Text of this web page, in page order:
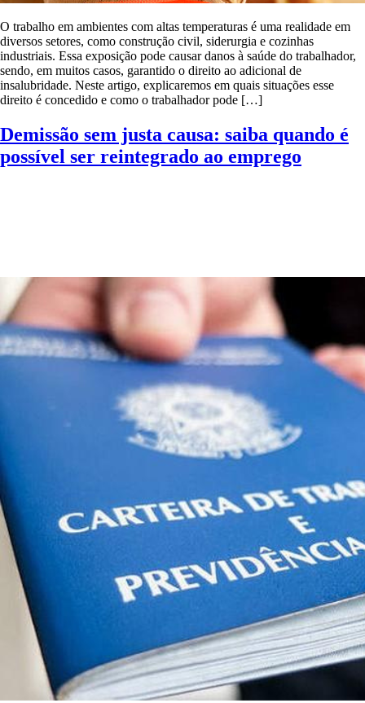
O trabalho em ambientes com altas temperaturas é uma realidade em
diversos setores, como construção civil, siderurgia e cozinhas
industriais. Essa exposição pode causar danos à saúde do trabalhador,
sendo, em muitos casos, garantido o direito ao adicional de
insalubridade. Neste artigo, explicaremos em quais situações esse
direito é concedido e como o trabalhador pode […]
Demissão sem justa causa: saiba quando é
possível ser reintegrado ao emprego